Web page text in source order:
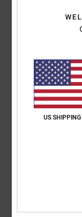
C'était exactement ce
Afficher original - English
US SHIPPING